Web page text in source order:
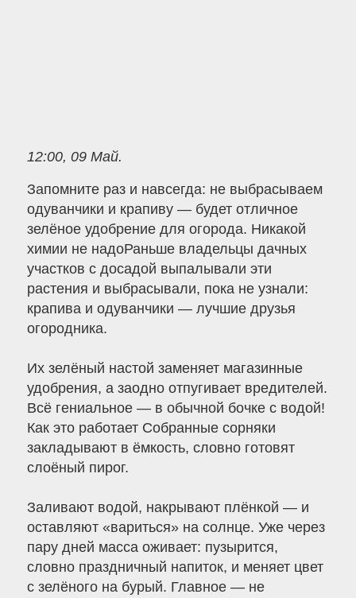
12:00, 09 Май.
Запомните раз и навсегда: не выбрасываем
одуванчики и крапиву — будет отличное
зелёное удобрение для огорода. Никакой
химии не надоРаньше владельцы дачных
участков с досадой выпалывали эти
растения и выбрасывали, пока не узнали:
крапива и одуванчики — лучшие друзья
огородника.
Их зелёный настой заменяет магазинные
удобрения, а заодно отпугивает вредителей.
Всё гениальное — в обычной бочке с водой!
Как это работает Собранные сорняки
закладывают в ёмкость, словно готовят
слоёный пирог.
Заливают водой, накрывают плёнкой — и
оставляют «вариться» на солнце. Уже через
пару дней масса оживает: пузырится,
словно праздничный напиток, и меняет цвет
с зелёного на бурый. Главное — не